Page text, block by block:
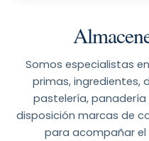
Somos especialistas
primas, ingredientes,
pastelería, panadería
disposición marcas de
para acompañar